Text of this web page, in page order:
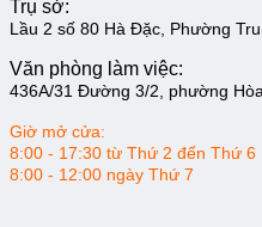
Trụ sở:
Lầu 2 số 80 Hà Đặc, Phường
Văn phòng làm việc:
436A/31 Đường 3/2, phường
Giờ mở cửa:
8:00 - 17:30 từ Thứ 2 đến Thứ 6
8:00 - 12:00 ngày Thứ 7